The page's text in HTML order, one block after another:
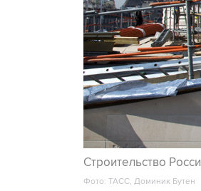
Строительство
Фото: ТАСС, Доминик Бутен